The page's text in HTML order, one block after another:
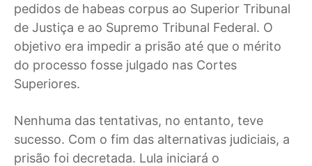
pedidos de habeas corpus ao Superior Tribunal
de Justiça e ao Supremo Tribunal Federal. O
objetivo era impedir a prisão até que o mérito
do processo fosse julgado nas Cortes
Superiores.
Nenhuma das tentativas, no entanto, teve
sucesso. Com o fim das alternativas judiciais, a
prisão foi decretada. Lula iniciará o